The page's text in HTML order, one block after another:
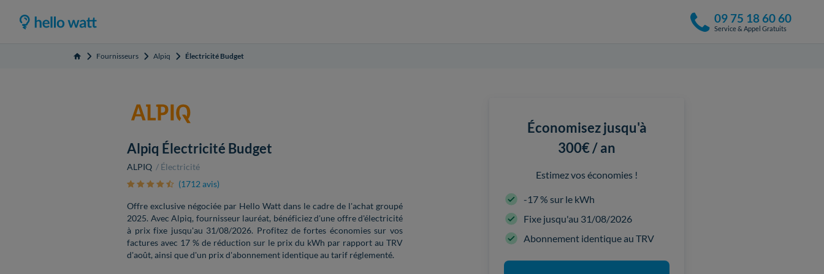
09 75 18 60 60
Service & Appel Gratuits
Accueil Fournisseurs Alpiq Électricité Budget
Alpiq Électricité Budget
ALPIQ
Électricité
(1712 avis)
Offre exclusive négociée par Hello Watt dans le cadre de l'achat groupé
2025. Avec Alpiq, fournisseur lauréat, bénéficiez d'une offre d'électricité
à prix fixe jusqu'au 31/08/2026. Profitez de fortes économies sur vos
factures avec 17 % de réduction sur le prix du kWh par rapport au TRV
d'août, ainsi que d'un prix d'abonnement identique au tarif réglementé.
Économisez jusqu'à
300€ / an
Estimez vos économies !
-17 % sur le kWh
Fixe jusqu'au 31/08/2026
Abonnement identique au TRV